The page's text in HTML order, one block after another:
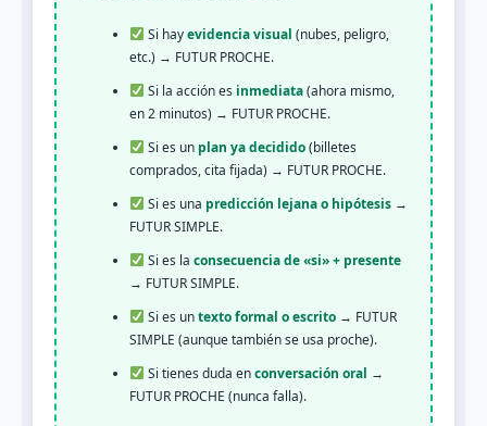
Si hayevidencia visual (nubes, peligro,
etc.) → FUTUR PROCHE.
Si la acción es inmediata(ahora mismo,
en 2 minutos) → FUTUR PROCHE.
Si es un plan ya decidido(billetes
comprados, cita fijada) → FUTUR PROCHE.
Si es una predicción lejana o hipótesis→
FUTUR SIMPLE.
Si es la consecuencia de «si» + presente
→ FUTUR SIMPLE.
Si es untexto formal o escrito→ FUTUR
SIMPLE (aunque también se usa proche).
Si tienes duda enconversación oral →
FUTUR PROCHE (nunca falla).